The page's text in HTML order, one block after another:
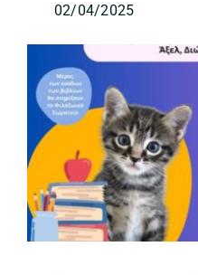
02/04/2025